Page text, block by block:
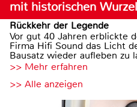
mit historischen
Rückkehr der Legende
Vor gut 40 Jahren erblickte
Firma Hifi Sound das Licht
Bausatz wieder aufleben zu
>> Mehr erfahren
>> Alle anzeigen